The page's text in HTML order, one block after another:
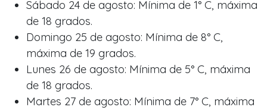
Sábado 24 de agosto: Mínima de 1° C, máxima
de 18 grados.
Domingo 25 de agosto: Mínima de 8° C,
máxima de 19 grados.
Lunes 26 de agosto: Mínima de 5° C, máxima
de 18 grados.
Martes 27 de agosto: Mínima de 7° C, máxima